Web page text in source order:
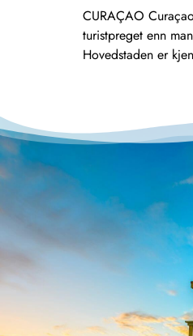
CURAÇAO
turistpreget enn
Hovedstaden er